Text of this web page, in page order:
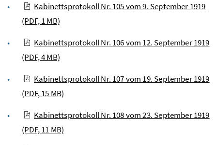
Kabinettsprotokoll Nr. 105 vom 9. September 1919
(PDF, 1 MB)
Kabinettsprotokoll Nr. 106 vom 12. September 1919
(PDF, 4 MB)
Kabinettsprotokoll Nr. 107 vom 19. September 1919
(PDF, 15 MB)
Kabinettsprotokoll Nr. 108 vom 23. September 1919
(PDF, 11 MB)